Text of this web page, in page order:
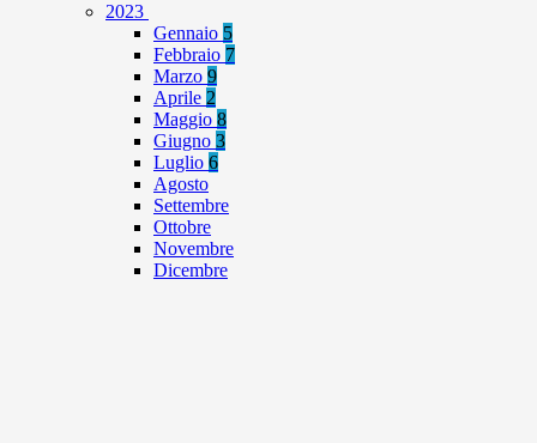
2023
Gennaio 5
Febbraio 7
Marzo 9
Aprile 2
Maggio 8
Giugno 3
Luglio 6
Agosto
Settembre
Ottobre
Novembre
Dicembre